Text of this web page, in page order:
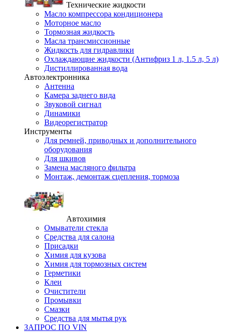
Технические жидкости
Масло компрессора кондиционера
Моторное масло
Тормозная жидкость
Масла трансмиссионные
Жидкость для гидравлики
Охлаждающие жидкости (Антифриз 1 л, 1.5 л, 5 л)
Дистиллированная вода
Автоэлектронника
Антенна
Камера заднего вида
Звуковой сигнал
Динамики
Видеорегистратор
Инструменты
Для ремней, приводных и дополнительного
оборудования
Для шкивов
Замена масляного фильтра
Монтаж, демонтаж сцепления, тормоза
Автохимия
Омыватели стекла
Средства для салона
Присадки
Химия для кузова
Химия для тормозных систем
Герметики
Клеи
Очистители
Промывки
Смазки
Средства для мытья рук
ЗАПРОС ПО VIN